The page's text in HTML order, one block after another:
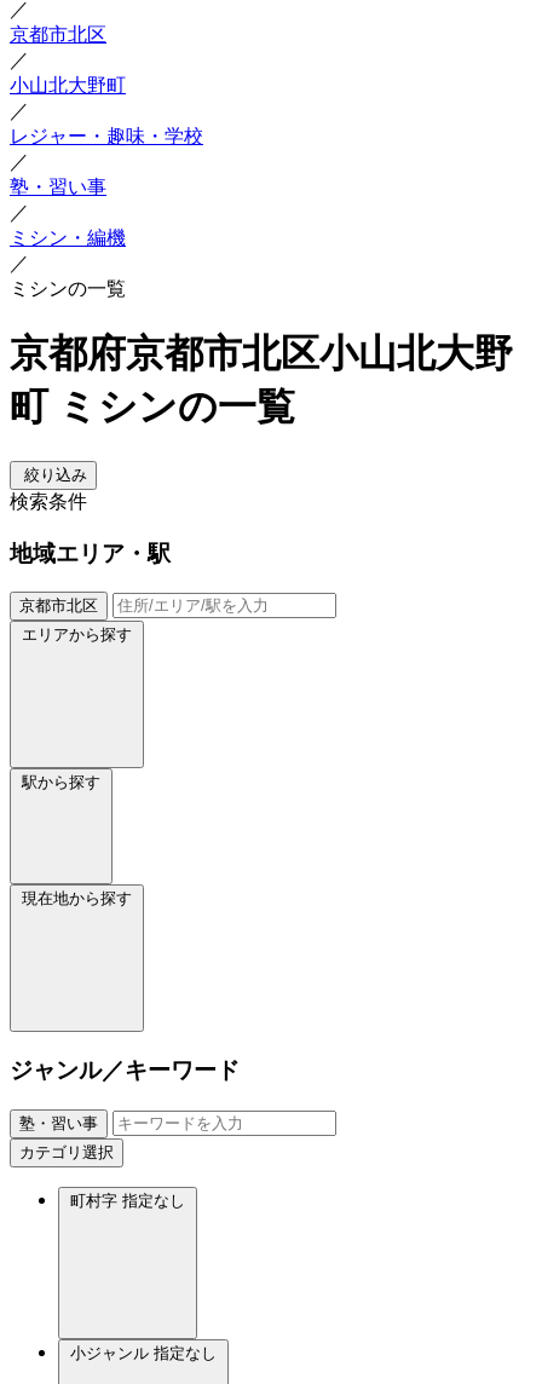
／
京都市北区
／
小山北大野町
／
レジャー・趣味・学校
／
塾・習い事
／
ミシン・編機
／
ミシンの一覧
京都府京都市北区小山北大野
町 ミシンの一覧
絞り込み
検索条件
地域エリア・駅
京都市北区
エリアから探す
駅から探す
現在地から探す
ジャンル／キーワード
塾・習い事
カテゴリ選択
町村字 指定なし
小ジャンル 指定なし